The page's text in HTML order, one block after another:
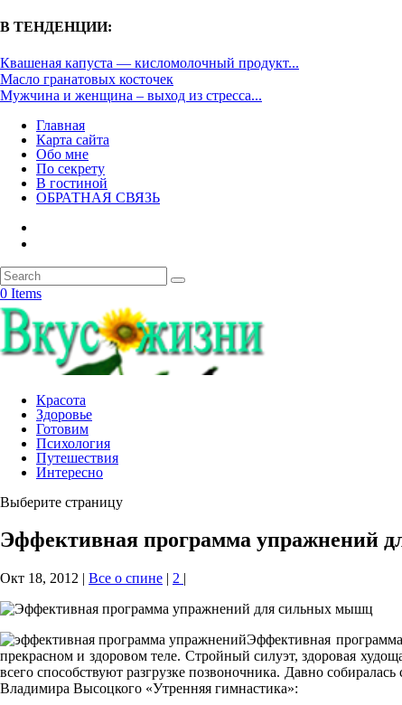
В ТЕНДЕНЦИИ:
Квашеная капуста — кисломолочный продукт...
Масло гранатовых косточек
Мужчина и женщина – выход из стресса...
Главная
Карта сайта
Обо мне
По секрету
В гостиной
ОБРАТНАЯ СВЯЗЬ
0 Items
Красота
Здоровье
Готовим
Психология
Путешествия
Интересно
Выберите страницу
Эффективная программа упражнений
Окт 18, 2012 | Все о спине | 2 |
Эффективная
прекрасном и здоровом теле. Стройный силуэт, здоровая
всего способствуют разгрузке позвоночника. Давно
Владимира Высоцкого «Утренняя гимнастика»: